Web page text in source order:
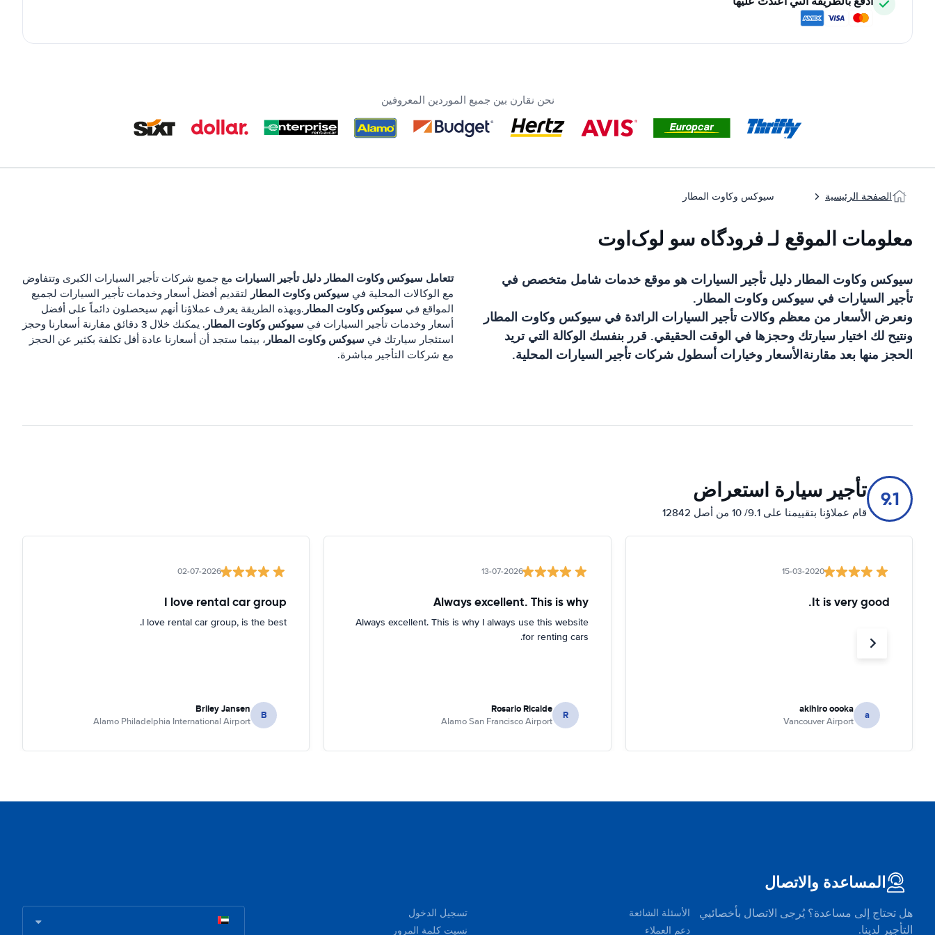
نحن نقارن بين جميع الموردين المعروفين
الصفحة الرئيسية سيوكس وكاوت المطار
معلومات الموقع لـ فرودگاه سو لوک‌اوت
سيوكس وكاوت المطار دليل تأجير السيارات هو موقع خدمات شامل متخصص في
تأجير السيارات في سيوكس وكاوت المطار.
ونعرض الأسعار من معظم وكالات تأجير السيارات الرائدة في سيوكس وكاوت المطار
ونتيح لك اختيار سيارتك وحجزها في الوقت الحقيقي. قرر بنفسك الوكالة التي تريد
الحجز منها بعد مقارنةالأسعار وخيارات أسطول شركات تأجير السيارات المحلية.
تتعامل سيوكس وكاوت المطار دليل تأجير السيارات مع جميع شركات تأجير السيارات الكبرى وتتفاوض
مع الوكالات المحلية في سيوكس وكاوت المطار لتقديم أفضل أسعار وخدمات تأجير السيارات لجميع
المواقع في سيوكس وكاوت المطار .وبهذه الطريقة يعرف عملاؤنا أنهم سيحصلون دائماً على أفضل
أسعار وخدمات تأجير السيارات في سيوكس وكاوت المطار
. يمكنك خلال 3 دقائق مقارنة أسعارنا وحجز
استئجار سيارتك في سيوكس وكاوت المطار ، بينما ستجد أن أسعارنا عادة أقل تكلفة بكثير عن الحجز
مع شركات التأجير مباشرة.
9.1 تأجير سيارة استعراض
قام عملاؤنا بتقييمنا على 9.1/ 10 من أصل 12842
15-03-2020
It is very good.
a
akihiro oooka
Vancouver Airport
13-07-2026
Always excellent. This is why
Always excellent. This is why I always use this website
for renting cars.
R
Rosario Ricalde
Alamo San Francisco Airport
02-07-2026
I love rental car group
I love rental car group, is the best.
B
Briley Jansen
Alamo Philadelphia International Airport
المساعدة والاتصال
هل تحتاج إلى مساعدة؟ يُرجى الاتصال بأخصائيي
التأجير لدينا.
الأسئلة الشائعة
دعم العملاء
تسجيل الدخول
نسيت كلمة المرور